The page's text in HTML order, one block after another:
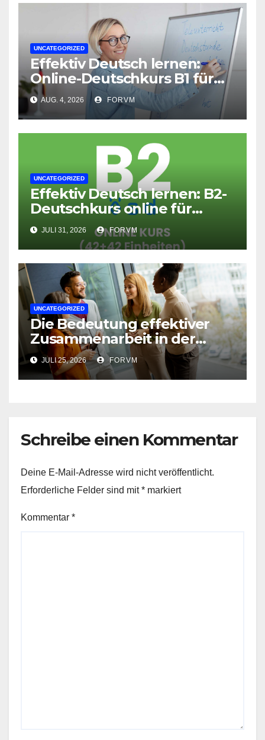
UNCATEGORIZED
Effektiv Deutsch lernen:
Online-Deutschkurs B1 für
flexible Lernerfolge
AUG. 4, 2026 FORVM
UNCATEGORIZED
Effektiv Deutsch lernen: B2-
Deutschkurs online für
Fortgeschrittene
JULI 31, 2026 FORVM
UNCATEGORIZED
Die Bedeutung effektiver
Zusammenarbeit in der
Arbeitswelt
JULI 25, 2026 FORVM
Schreibe einen Kommentar
Deine E-Mail-Adresse wird nicht veröffentlicht.
Erforderliche Felder sind mit* markiert
Kommentar *